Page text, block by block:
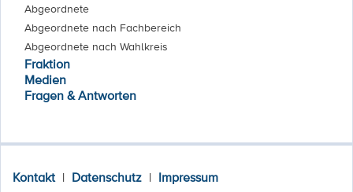
Abgeordnete
Abgeordnete nach Fachbereich
Abgeordnete nach Wahlkreis
Fraktion
Medien
Fragen & Antworten
Kontakt | Datenschutz | Impressum